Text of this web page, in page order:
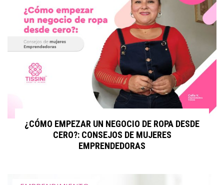
¿CÓMO EMPEZAR UN NEGOCIO DE ROPA DESDE
CERO?: CONSEJOS DE MUJERES
EMPRENDEDORAS